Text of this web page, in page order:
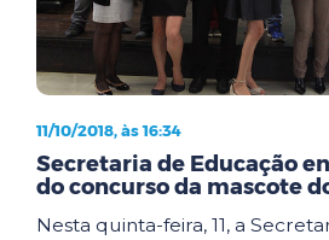
11/10/2018, às 16:34
Secretaria de Educação
do concurso da mascote
Nesta quinta-feira, 11, a